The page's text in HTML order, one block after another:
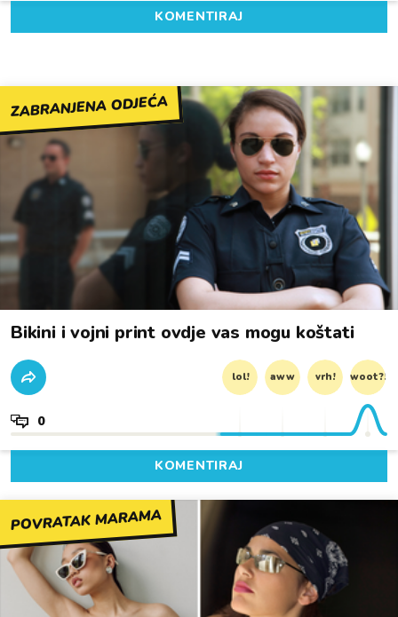
KOMENTIRAJ
ZABRANJENA ODJEĆA
Bikini i vojni print ovdje vas mogu koštati
lol! aww vrh! woot?!
0
KOMENTIRAJ
POVRATAK MARAMA